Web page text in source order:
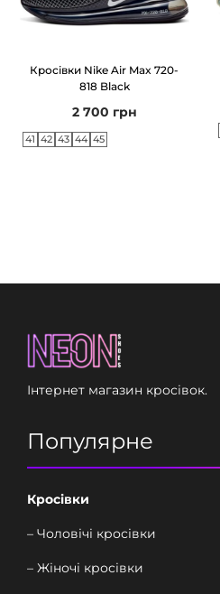
Кросівки Nike Air Max 720-
818 Black
2 700 грн
41 42 43 44 45
Інтернет магазин кросівок.
Популярне
Кросівки
– Чоловічі кросівки
– Жіночі кросівки